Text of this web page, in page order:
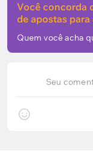
Seu
Você concorda
de apostas para
Quem você acha